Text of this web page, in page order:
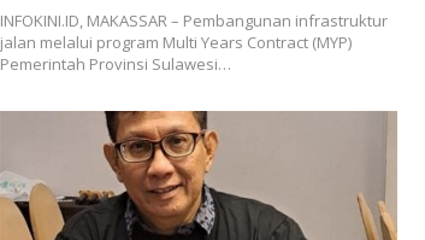
INFOKINI.ID, MAKASSAR – Pembangunan infrastruktur
jalan melalui program Multi Years Contract (MYP)
Pemerintah Provinsi Sulawesi…